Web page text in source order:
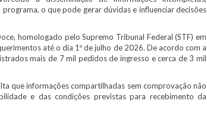
o que pode gerar dúvidas e influenciar decisões
homologado pelo Supremo Tribunal Federal (STF) em
até o dia 1º de julho de 2026. De acordo com a
mais de 7 mil pedidos de ingresso e cerca de 3 mil
que informações compartilhadas sem comprovação não
e das condições previstas para recebimento da